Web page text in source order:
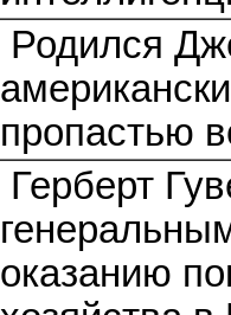
Родился
пропастью
Герберт
оказанию